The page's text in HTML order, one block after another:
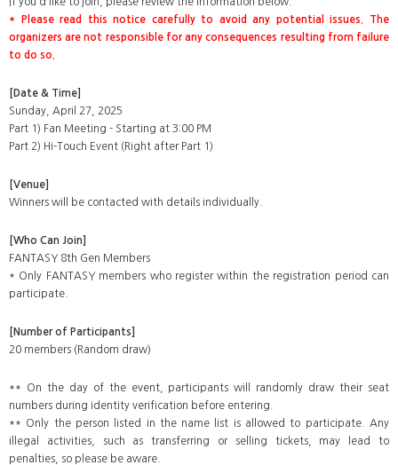
* Please read this notice carefully to avoid any potential issues. The
organizers are not responsible for any consequences resulting from failure
to do so.
[Date & Time]
Sunday, April 27, 2025
Part 1) Fan Meeting - Starting at 3:00 PM
Part 2) Hi-Touch Event (Right after Part 1)
[Venue]
Winners will be contacted with details individually.
[Who Can Join]
FANTASY 8th Gen Members
* Only FANTASY members who register within the registration period can
participate.
[Number of Participants]
20 members (Random draw)
** On the day of the event, participants will randomly draw their seat
numbers during identity verification before entering.
** Only the person listed in the name list is allowed to participate. Any
illegal activities, such as transferring or selling tickets, may lead to
penalties, so please be aware.